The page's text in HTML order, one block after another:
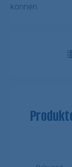
können.